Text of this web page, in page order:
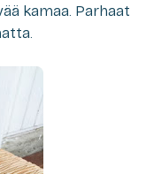
kamaa. Parhaat